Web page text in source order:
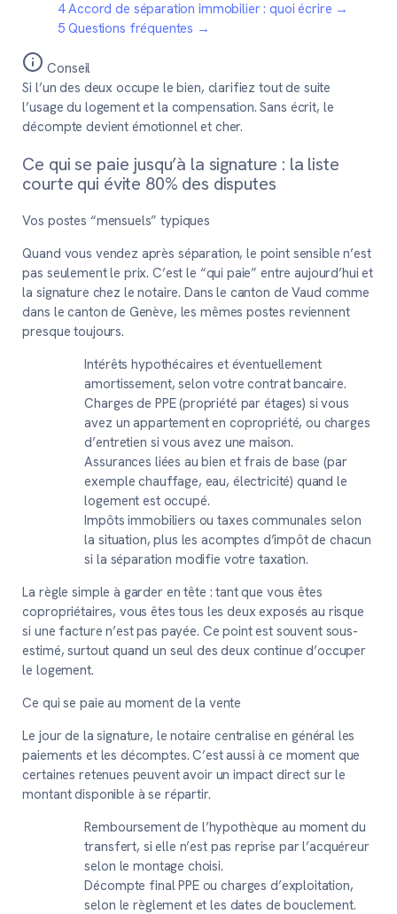
4Accord de séparation immobilier : quoi écrire →
5 Questions fréquentes →
Conseil
Si l’un des deux occupe le bien, clarifiez tout de suite
l’usage du logement et la compensation. Sans écrit, le
décompte devient émotionnel et cher.
Ce qui se paie jusqu’à la signature : la liste
courte qui évite 80% des disputes
Vos postes “mensuels” typiques
Quand vous vendez après séparation, le point sensible n’est
pas seulement le prix. C’est le “qui paie” entre aujourd’hui et
la signature chez le notaire. Dans le canton de Vaud comme
dans le canton de Genève, les mêmes postes reviennent
presque toujours.
Intérêts hypothécaires et éventuellement
amortissement, selon votre contrat bancaire.
Charges de PPE (propriété par étages) si vous
avez un appartement en copropriété, ou charges
d’entretien si vous avez une maison.
Assurances liées au bien et frais de base (par
exemple chauffage, eau, électricité) quand le
logement est occupé.
Impôts immobiliers ou taxes communales selon
la situation, plus les acomptes d’impôt de chacun
si la séparation modifie votre taxation.
La règle simple à garder en tête : tant que vous êtes
copropriétaires, vous êtes tous les deux exposés au risque
si une facture n’est pas payée. Ce point est souvent sous-
estimé, surtout quand un seul des deux continue d’occuper
le logement.
Ce qui se paie au moment de la vente
Le jour de la signature, le notaire centralise en général les
paiements et les décomptes. C’est aussi à ce moment que
certaines retenues peuvent avoir un impact direct sur le
montant disponible à se répartir.
Remboursement de l’hypothèque au moment du
transfert, si elle n’est pas reprise par l’acquéreur
selon le montage choisi.
Décompte final PPE ou charges d’exploitation,
selon le règlement et les dates de bouclement.